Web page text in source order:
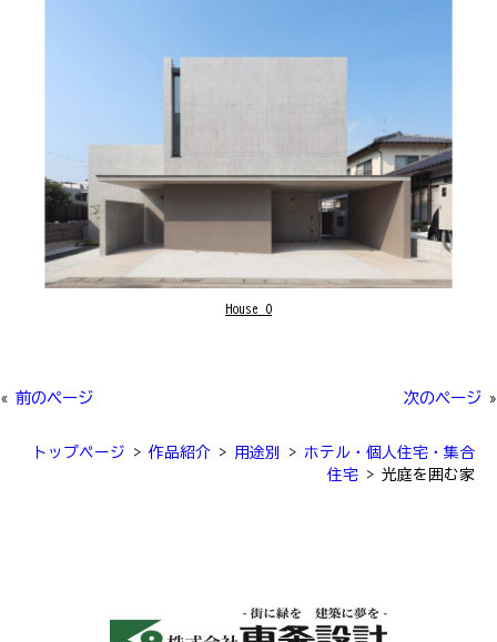
House O
« 前のページ 次のページ »
トップページ > 作品紹介 > 用途別 > ホテル・個人住宅・集合
住宅 > 光庭を囲む家